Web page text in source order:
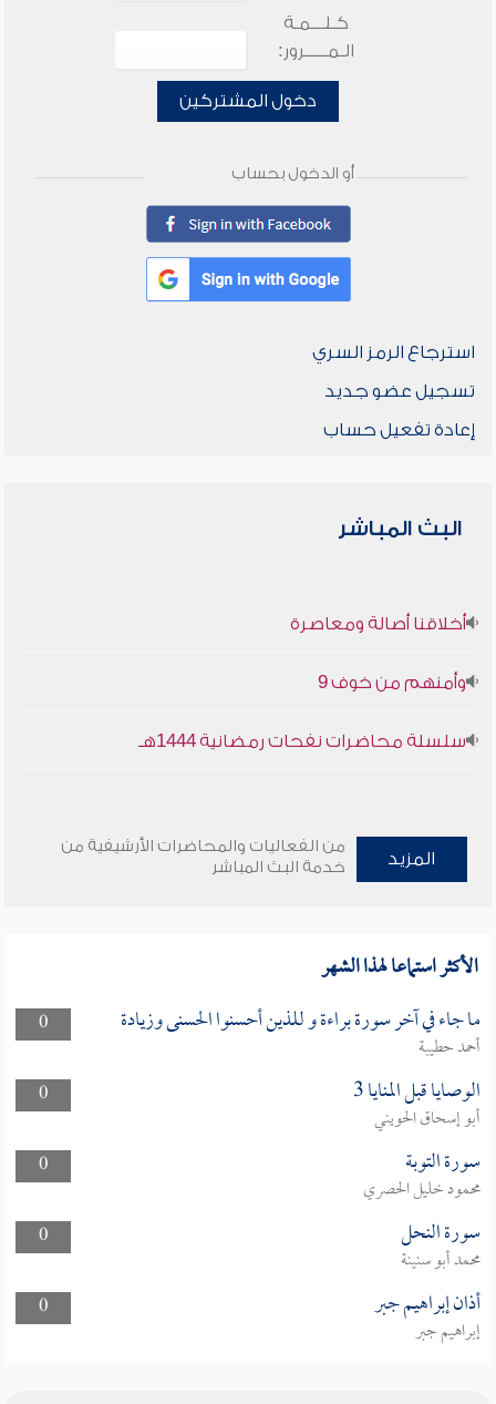
كـلـــمـة
الـمـــــرور:
دخول المشتركين
أو الدخول بحساب
استرجاع الرمز السري
تسجيل عضو جديد
إعادة تفعيل حساب
البث المباشر
أخلاقنا أصالة ومعاصرة
وأمنهم من خوف 9
سلسلة محاضرات نفحات رمضانية 1444هـ
المزيد
من الفعاليات والمحاضرات الأرشيفية من
خدمة البث المباشر
الأكثر استماعا لهذا الشهر
0 ما جاء في آخر سورة براءة و للذين أحسنوا الحسنى وزيادة
أحمد حطيبة
0
الوصايا قبل المنايا 3
أبو إسحاق الحويني
0
سورة التوبة
محمود خليل الحصري
0
سورة النحل
محمد أبو سنينة
0
أذان إبراهيم جبر
إبراهيم جبر